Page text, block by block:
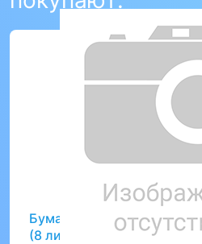
Бумага цветная для
(8 листов)